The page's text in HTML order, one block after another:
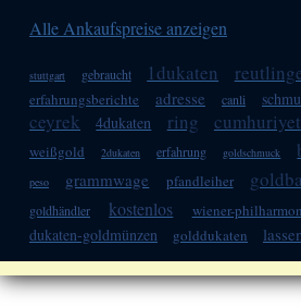
Alle Ankaufspreise anzeigen
stuttgart gebraucht 1dukaten
erfahrungsberichte adresse canli
ceyrek 4dukaten ring cumhuriyet
weißgold
2dukaten erfahrung goldschmuck
peso grammwage pfandleiher
goldhändler kostenlos wiener-
dukaten-goldmünzen golddukaten